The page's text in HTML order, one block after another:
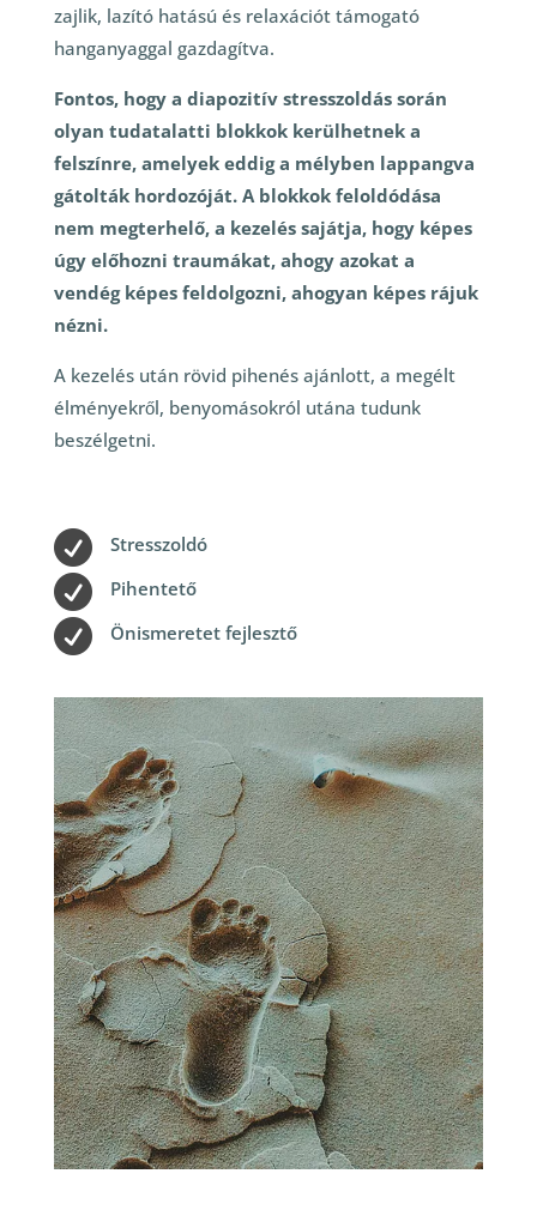
zajlik, lazító hatású és relaxációt támogató
hanganyaggal gazdagítva.
Fontos, hogy a diapozitív stresszoldás során
olyan tudatalatti blokkok kerülhetnek a
felszínre, amelyek eddig a mélyben lappangva
gátolták hordozóját. A blokkok feloldódása
nem megterhelő, a kezelés sajátja, hogy képes
úgy előhozni traumákat, ahogy azokat a
vendég képes feldolgozni, ahogyan képes rájuk
nézni.
A kezelés után rövid pihenés ajánlott, a megélt
élményekről, benyomásokról utána tudunk
beszélgetni.
 Stresszoldó
 Pihentető
 Önismeretet fejlesztő